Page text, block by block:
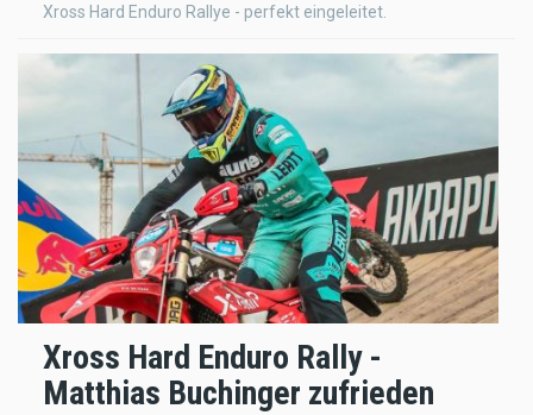
Xross Hard Enduro Rallye - perfekt eingeleitet.
Xross Hard Enduro Rally -
Matthias Buchinger zufrieden